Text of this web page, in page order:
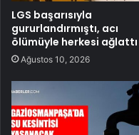
LGS başarısıyla
gururlandırmıştı, acı
ölümüyle herkesi ağlattı
Ağustos 10, 2026